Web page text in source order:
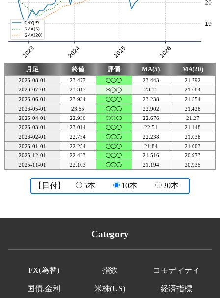
月足 終値 評価 MA(5) MA(20)
2026-08-01 23.477 ◯◯◯ 23.443
21.792
2026-07-01
23.317 ✕◯◯ 23.35
21.684
2026-06-01
23.934 ◯◯◯ 23.238
21.554
2026-05-01
23.55 ◯◯◯ 22.902
21.428
2026-04-01
22.936 ◯◯◯ 22.676
21.27
2026-03-01
23.014 ◯◯◯ 22.51
21.148
2026-02-01
22.754 ◯◯◯ 22.238
21.038
2026-01-01
22.254 ◯◯◯ 21.84
21.003
2025-12-01
22.423 ◯◯◯ 21.516
20.973
2025-11-01
22.103 ◯◯◯ 21.194 20.935
【日付】 5本 10本 20本
Category
FX(為替) 指数 コモディティ
国債,金利 米株(US) 経済指標